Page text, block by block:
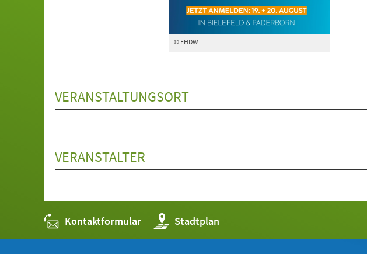
© FHDW
VERANSTALTUNGSORT
VERANSTALTER
Kontaktformular Stadtplan
(Öffnet
in
einem